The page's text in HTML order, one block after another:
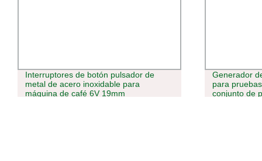
Interruptores de botón pulsador de
metal de acero inoxidable para
máquina de café 6V 19mm
Generador
para
conjunto de